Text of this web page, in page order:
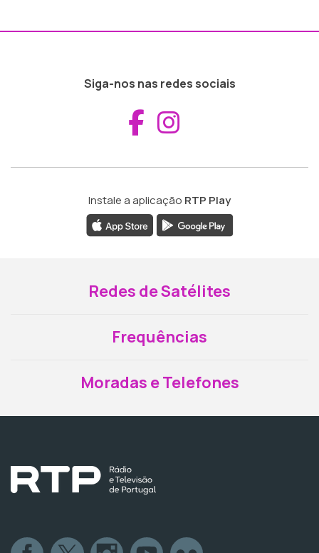
Siga-nos nas redes sociais
Aceder ao
Instale a aplicação RTP Play
Redes de Satélites
Frequências
Moradas e Telefones